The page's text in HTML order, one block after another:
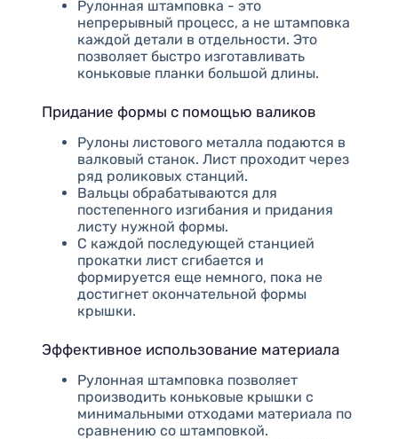
Рулонная штамповка - это
непрерывный процесс, а не штамповка
каждой детали в отдельности. Это
позволяет быстро изготавливать
коньковые планки большой длины.
Придание формы с помощью валиков
Рулоны листового металла подаются в
валковый станок. Лист проходит через
ряд роликовых станций.
Вальцы обрабатываются для
постепенного изгибания и придания
листу нужной формы.
С каждой последующей станцией
прокатки лист сгибается и
формируется еще немного, пока не
достигнет окончательной формы
крышки.
Эффективное использование материала
Рулонная штамповка позволяет
производить коньковые крышки с
минимальными отходами материала по
сравнению со штамповкой.